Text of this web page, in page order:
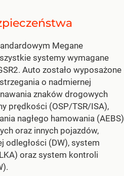
Megane
systemy wymagane
Auto zostało wyposażone
o nadmiernej
znaków drogowych
prędkości (OSP/TSR/ISA),
nagłego hamowania (AEBS)
oraz innych pojazdów,
odległości (DW), system
oraz system kontroli